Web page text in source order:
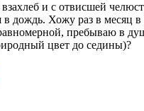
и с отвисшей
дождь. Хожу раз в месяц в
пребываю в
цвет до седины)?